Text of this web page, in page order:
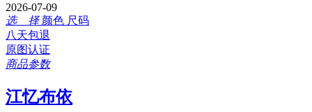
2026-07-09
选 择 颜色 尺码
八天包退
原图认证
商品参数
江忆布依